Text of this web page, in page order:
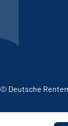
© Deutsche